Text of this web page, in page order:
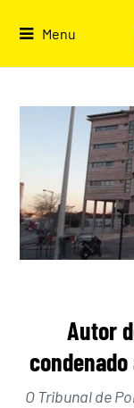
Menu
Autor
O Tribunal de